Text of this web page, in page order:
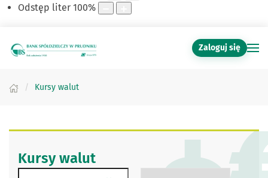
Odstęp liter 100%
Zaloguj się
Kursy walut
Kursy walut